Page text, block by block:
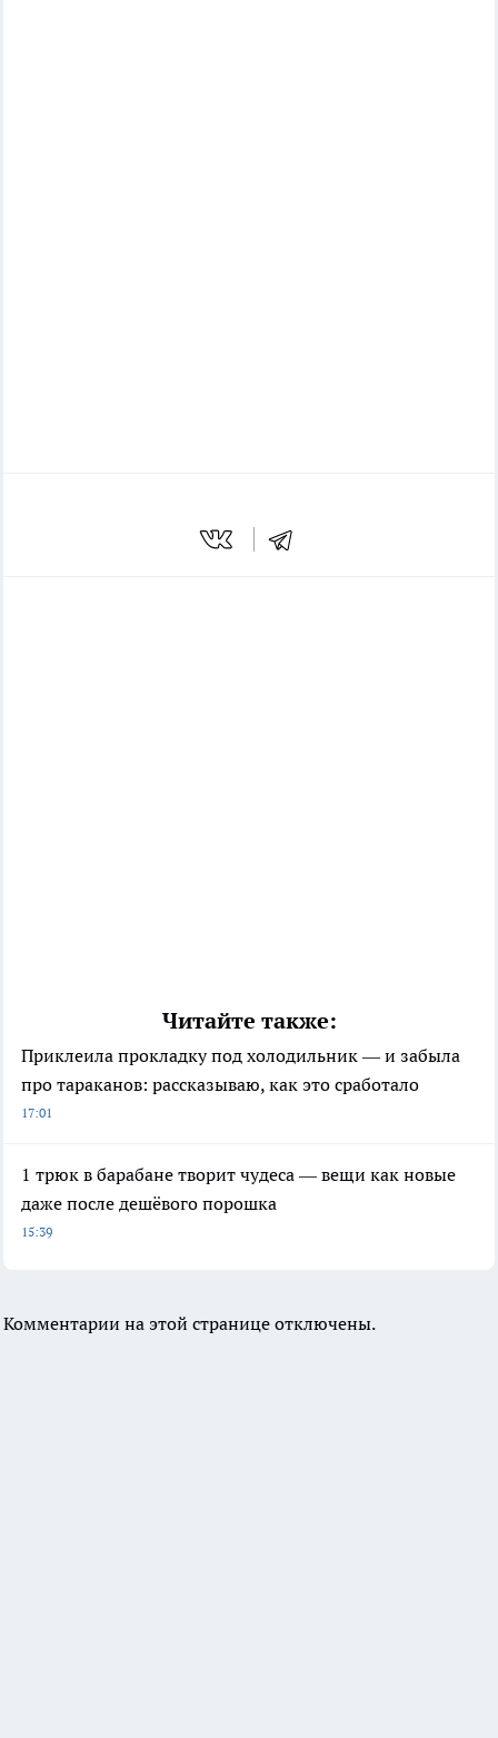
Читайте также:
Приклеила прокладку под холодильник — и забыла
про тараканов: рассказываю, как это сработало
17:01
1 трюк в барабане творит чудеса — вещи как новые
даже после дешёвого порошка
15:39
Комментарии на этой странице отключены.